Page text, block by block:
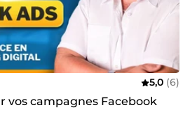
5,0 (6)
vos campagnes Facebook